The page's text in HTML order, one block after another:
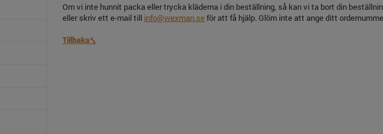
Om vi inte hunnit packa eller trycka kläderna i din beställning, så kan vi ta bort din
eller skriv ett e-mail till info@wexman.seför att få hjälp. Glöm inte att ange ditt
Tillbaka⤣